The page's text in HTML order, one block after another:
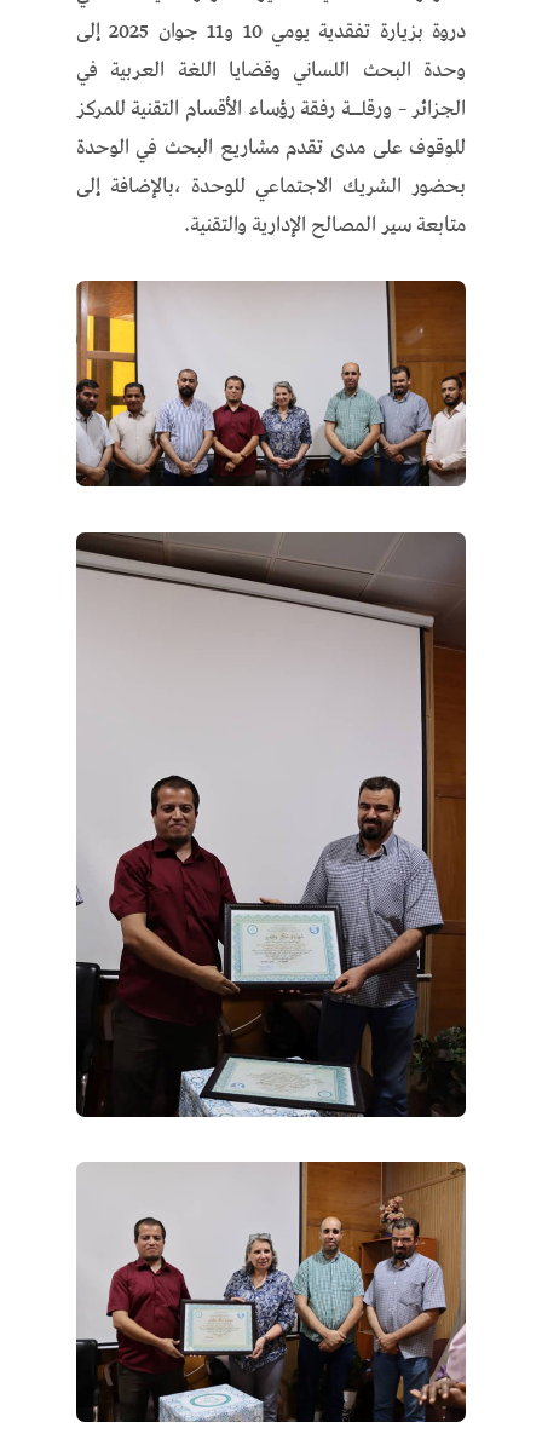
دروة بزيارة تفقدية يومي 10 و11 جوان 2025 إلى
وحدة البحث اللساني وقضايا اللغة العربية في
الجزائر – ورقلــة رفقة رؤساء الأقسام التقنية للمركز
للوقوف على مدى تقدم مشاريع البحث في الوحدة
بحضور الشريك الاجتماعي للوحدة ،بالإضافة إلى
متابعة سير المصالح الإدارية والتقنية.